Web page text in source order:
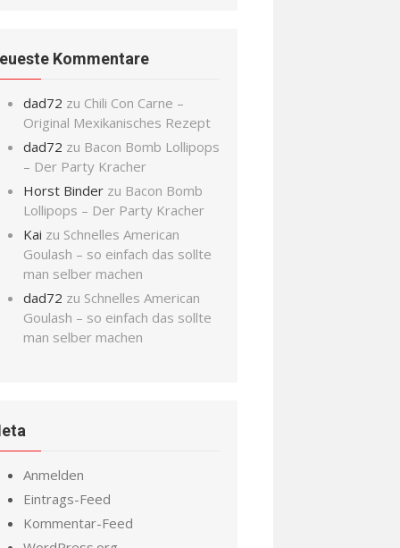
Kommentare
dad72 zu Chili Con Carne –
Original Mexikanisches Rezept
dad72 zu Bacon Bomb Lollipops
– Der Party Kracher
Horst Binder zu Bacon Bomb
Lollipops – Der Party Kracher
Kai zu Schnelles American
Goulash – so einfach das sollte
man selber machen
dad72 zu Schnelles American
Goulash – so einfach das sollte
man selber machen
Anmelden
Eintrags-Feed
Kommentar-Feed